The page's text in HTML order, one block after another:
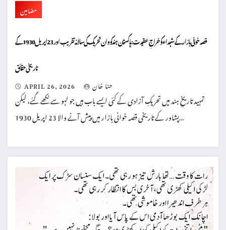
مضامین
قصہ خوانی بازار کے شہداء کو خراجِ عقیدت: پاکستان ہندکووان تحریک کی سالانہ تقریب اور 23 اپریل 1930 کے
تاریخی حقائق
APRIL 26, 2026
حنا خان
تمہید تاریخِ ہند میں تحریکِ آزادی کے کئی ایسے باب ہیں جو لہو سے لکھے گئے، لیکن
پشاور کے تاریخی قصہ خوانی بازار میں پیش آنے والا 23 اپریل 1930…